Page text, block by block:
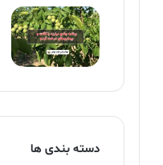
دسته بندی ها